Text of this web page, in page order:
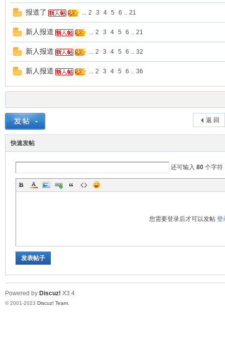
盟
报道了 ... 2 3 4 5 6 .. 21
新人报道 ... 2 3 4 5 6 .. 21
新人报道 ... 2 3 4 5 6 .. 32
新人报道 ... 2 3 4 5 6 .. 36
返 回
快速发帖
还可输入 80个字符
您需要登录后才可以发帖 登
发表帖子
Powered by Discuz! X3.4
© 2001-2023 Discuz! Team.